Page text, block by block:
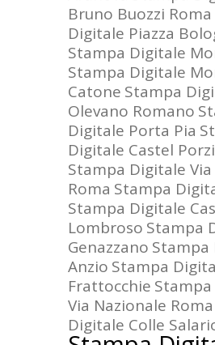
Bruno Buozzi Roma
Digitale Piazza
Stampa Digitale
Stampa Digitale
Catone Stampa
Olevano Romano
Digitale Porta Pia
Digitale Castel
Stampa Digitale
Roma Stampa
Stampa Digitale
Lombroso Stampa
Genazzano Stampa
Anzio Stampa
Frattocchie
Via Nazionale Roma
Digitale Colle